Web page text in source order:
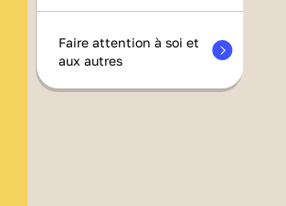
Faire attention à soi et
aux autres